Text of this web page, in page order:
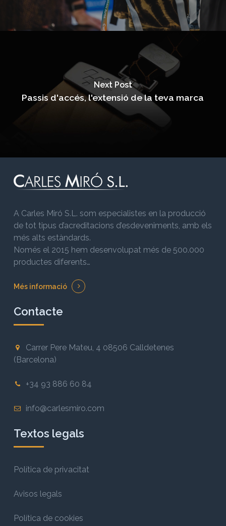
Next Post
Passis d'accés, l'extensió de la teva marca
A Carles Miró S.L. som especialistes en la producció
de tot tipus d’acreditacions d’esdeveniments, amb els
més alts estàndards.
Només el 2015 hem desenvolupat més de 500.000
productes diferents…
Més informació
Contacte
Carrer Pere Mateu, 4 08506 Calldetenes
(Barcelona)
+34 93 886 60 84
info@carlesmiro.com
Textos legals
Política de privacitat
Avisos legals
Política de cookies